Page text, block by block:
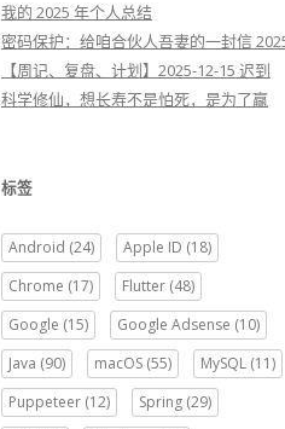
我的 2025 年个人总结
密码保护：给咱合伙人吾妻的一封信
【周记、复盘、计划】2025-12-15 迟到
科学修仙，想长寿不是怕死，是为了赢
标签
Android (24) Apple ID (18)
Chrome (17) Flutter (48)
Google (15) Google Adsense (10)
Java (90) macOS (55) MySQL (11)
Puppeteer (12) Spring (29)